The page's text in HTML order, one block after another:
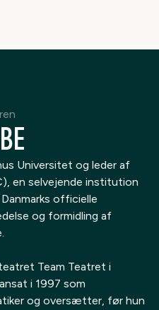
Universitet og leder af
en selvejende institution
officielle
og formidling af
Team Teatret i
i 1997 som
og oversætter, før hun